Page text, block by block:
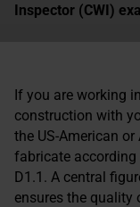
Inspector (CWI)
If you are working
construction with
the US-American
fabricate according
D1.1. A central
ensures the